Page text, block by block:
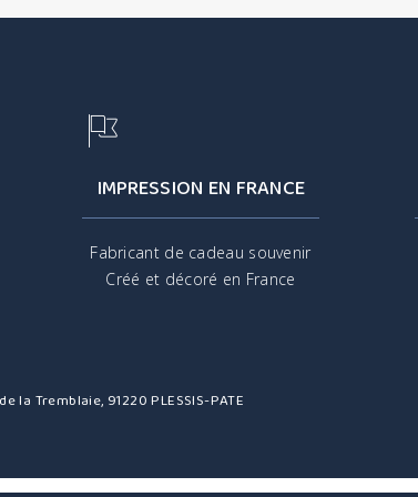
IMPRESSION EN FRANCE
Fabricant de cadeau souvenir
Créé et décoré en France
la Tremblaie, 91220 PLESSIS-PATE